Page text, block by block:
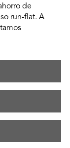
de
run-flat. A